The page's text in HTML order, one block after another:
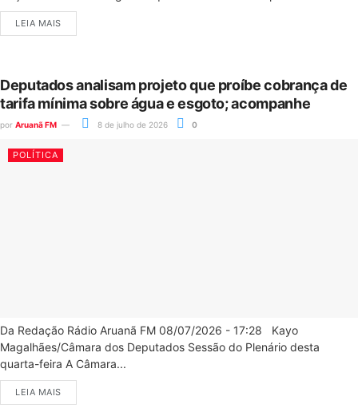
LEIA MAIS
Deputados analisam projeto que proíbe cobrança de
tarifa mínima sobre água e esgoto; acompanhe
por Aruanã FM 8 de julho de 2026 0
POLÍTICA
Da Redação Rádio Aruanã FM 08/07/2026 - 17:28 Kayo
Magalhães/Câmara dos Deputados Sessão do Plenário desta
quarta-feira A Câmara...
LEIA MAIS